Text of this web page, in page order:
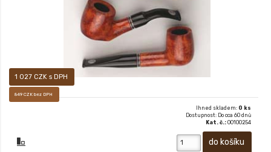
1 027 CZK s DPH
849 CZK bez DPH
Ihned skladem: 0 ks
Dostupnost: Do cca 60 dnů
Kat. č.: 00100254